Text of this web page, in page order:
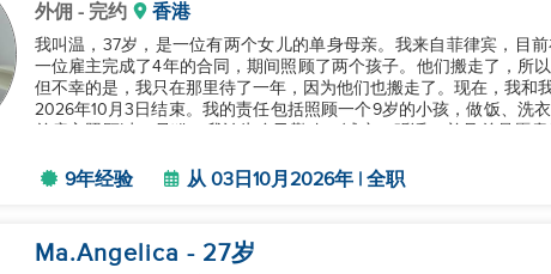
外佣 - 完约 香港
我叫温，37岁，是一位有两个女儿的单身母亲。我来自菲律宾，目
一位雇主完成了4年的合同，期间照顾了两个孩子。他们搬走了，所
但不幸的是，我只在那里待了一年，因为他们也搬走了。现在，我和
2026年10月3日结束。我的责任包括照顾一个9岁的小孩，做饭、洗
9年经验 从 03日10月2026年 | 全职
Ma.Angelica - 27岁